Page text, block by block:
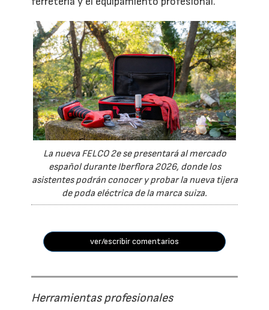
La nueva FELCO 2e se presentará al mercado
español durante Iberflora 2026, donde los
asistentes podrán conocer y probar la nueva tijera
de poda eléctrica de la marca suiza.
ver/escribir comentarios
Herramientas profesionales